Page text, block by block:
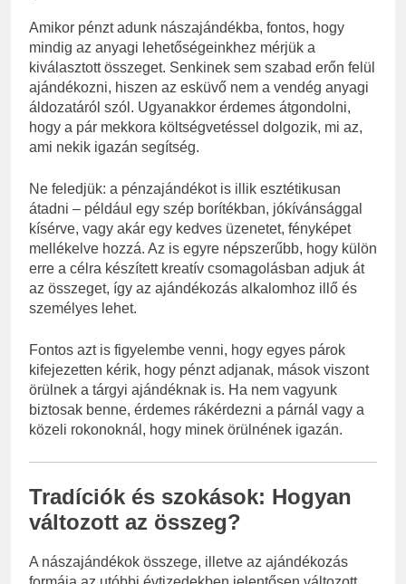
Amikor pénzt adunk nászajándékba, fontos, hogy
mindig az anyagi lehetőségeinkhez mérjük a
kiválasztott összeget. Senkinek sem szabad erőn felül
ajándékozni, hiszen az esküvő nem a vendég anyagi
áldozatáról szól. Ugyanakkor érdemes átgondolni,
hogy a pár mekkora költségvetéssel dolgozik, mi az,
ami nekik igazán segítség.
Ne feledjük: a pénzajándékot is illik esztétikusan
átadni – például egy szép borítékban, jókívánsággal
kísérve, vagy akár egy kedves üzenetet, fényképet
mellékelve hozzá. Az is egyre népszerűbb, hogy külön
erre a célra készített kreatív csomagolásban adjuk át
az összeget, így az ajándékozás alkalomhoz illő és
személyes lehet.
Fontos azt is figyelembe venni, hogy egyes párok
kifejezetten kérik, hogy pénzt adjanak, mások viszont
örülnek a tárgyi ajándéknak is. Ha nem vagyunk
biztosak benne, érdemes rákérdezni a párnál vagy a
közeli rokonoknál, hogy minek örülnének igazán.
Tradíciók és szokások: Hogyan
változott az összeg?
A nászajándékok összege, illetve az ajándékozás